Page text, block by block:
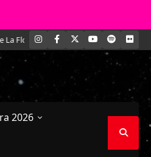
Florida coronó a las campeonas del
INSTAGRAM
FACEBOOK YOUTUBE
SPOTIFY
2026